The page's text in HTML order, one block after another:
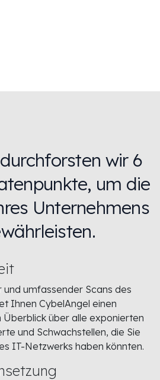
wir 6
um die
Unternehmens
und umfassender Scans des
Ihnen CybelAngel einen
Überblick über alle exponierten
und Schwachstellen, die Sie
IT-Netzwerks haben könnten.